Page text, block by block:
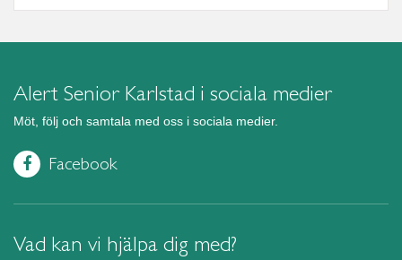
Alert Senior Karlstad i sociala medier
Möt, följ och samtala med oss i sociala medier.
Facebook
Vad kan vi hjälpa dig med?